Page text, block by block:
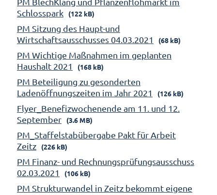
Schlosspark
(122 kB)
PM Sitzung des Haupt-und
Wirtschaftsausschusses 04.03.2021
(68 kB)
PM Wichtige Maßnahmen im geplanten
Haushalt 2021
(168 kB)
PM Beteiligung zu gesonderten
Ladenöffnungszeiten im Jahr 2021
(126 kB)
Flyer_Benefizwochenende am 11. und 12.
September
(3.6 MB)
PM_Staffelstabübergabe Pakt für Arbeit
Zeitz
(226 kB)
PM Finanz- und Rechnungsprüfungsausschuss
02.03.2021
(106 kB)
PM Strukturwandel in Zeitz bekommt eigene